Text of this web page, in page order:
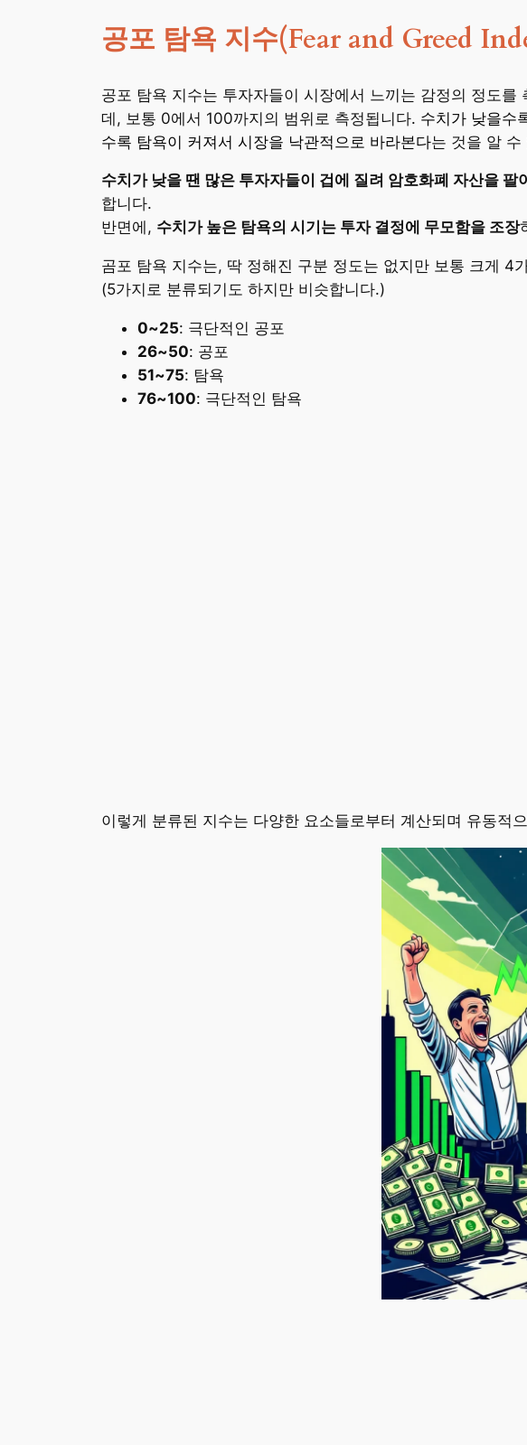
공포 탐욕 지수(Fear and Greed
공포 탐욕 지수는 투자자들이 시장에서 느끼는 감정의 정도를
데, 보통 0에서 100까지의 범위로 측정됩니다. 수치가 낮을수
수록 탐욕이 커져서 시장을 낙관적으로 바라본다는 것을 알 수
수치가 낮을 땐 많은 투자자들이 겁에 질려 암호화폐 자산을 팔
합니다.
반면에, 수치가 높은 탐욕의 시기는 투자 결정에 무모함을 조장
곰포 탐욕 지수는, 딱 정해진 구분 정도는 없지만 보통 크게 4
(5가지로 분류되기도 하지만 비슷합니다.)
0~25: 극단적인 공포
26~50: 공포
51~75: 탐욕
76~100: 극단적인 탐욕
이렇게 분류된 지수는 다양한 요소들로부터 계산되며 유동적